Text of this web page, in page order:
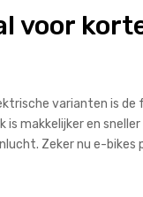
voor
varianten is
is makkelijker en
Zeker nu e-